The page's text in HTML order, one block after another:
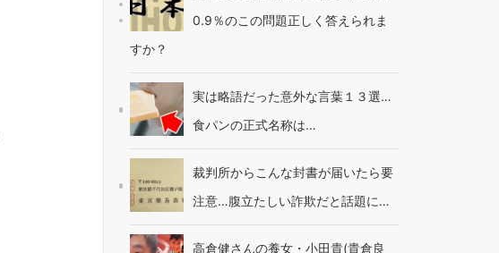
0.9％のこの問題正しく答えられま
すか？
実は略語だった意外な言葉１３選…
食パンの正式名称は…
裁判所からこんな封書が届いたら要
注意…腹立たしい詐欺だと話題に…
高倉健さんの養女・小田貴(貴倉良